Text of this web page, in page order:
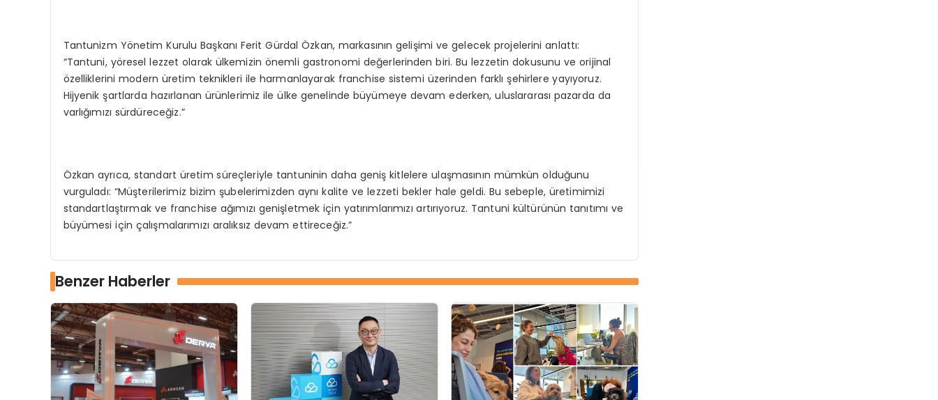
Tantunizm Yönetim Kurulu Başkanı Ferit Gürdal Özkan, markasının gelişimi ve gelecek projelerini anlattı:
“Tantuni, yöresel lezzet olarak ülkemizin önemli gastronomi değerlerinden biri. Bu lezzetin dokusunu ve orijinal
özelliklerini modern üretim teknikleri ile harmanlayarak franchise sistemi üzerinden farklı şehirlere yayıyoruz.
Hijyenik şartlarda hazırlanan ürünlerimiz ile ülke genelinde büyümeye devam ederken, uluslararası pazarda da
varlığımızı sürdüreceğiz.”
Özkan ayrıca, standart üretim süreçleriyle tantuninin daha geniş kitlelere ulaşmasının mümkün olduğunu
vurguladı: “Müşterilerimiz bizim şubelerimizden aynı kalite ve lezzeti bekler hale geldi. Bu sebeple, üretimimizi
standartlaştırmak ve franchise ağımızı genişletmek için yatırımlarımızı artırıyoruz. Tantuni kültürünün tanıtımı ve
büyümesi için çalışmalarımızı aralıksız devam ettireceğiz.”
Benzer Haberler